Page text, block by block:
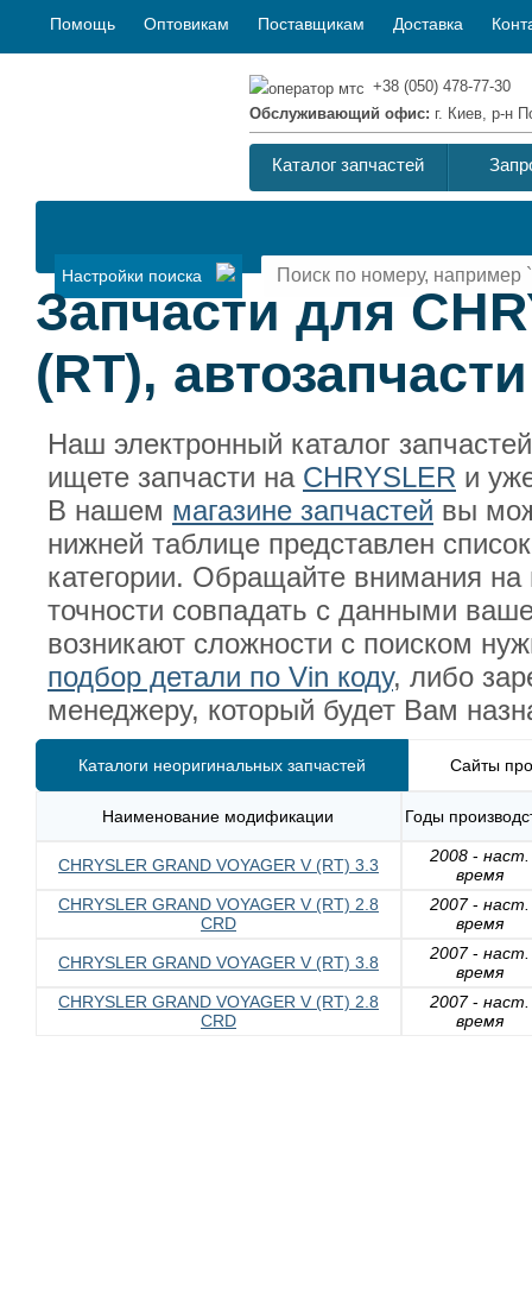
Помощь Оптовикам Поставщикам Доставка
+38 (050) 478-77-30
Обслуживающий офис: г. Киев, р-н
Каталог запчастей
Настройки поиска
Запчасти для
(RT),
Наш электронный каталог
ищете запчасти на CHRYSLER и
В нашем магазине запчастей вы
нижней таблице представлен
категории. Обращайте внимания
точности совпадать с данными
возникают сложности с поиском
подбор детали по Vin коду, либо
менеджеру, который будет Вам
Каталоги неоригинальных запчастей Сайты
Наименование модификации Годы
CHRYSLER GRAND VOYAGER V (RT) 3.3 2008 -наст.
время
CHRYSLER GRAND VOYAGER V (RT) 2.8
CRD
2007-наст.
время
CHRYSLER GRAND VOYAGER V (RT) 3.8 2007-наст.
время
CHRYSLER GRAND VOYAGER V (RT) 2.8
CRD
2007-наст.
время